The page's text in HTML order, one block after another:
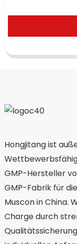
Hongjitang ist
GMP-Hersteller
GMP-Fabrik für
Muscon in China.
Charge durch